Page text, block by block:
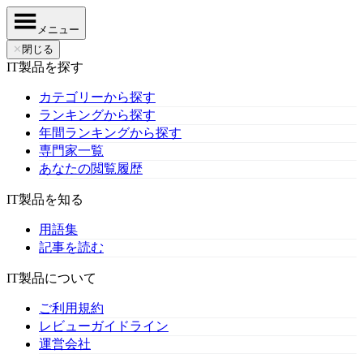
メニュー
✕ 閉じる
IT製品を探す
カテゴリーから探す
ランキングから探す
年間ランキングから探す
専門家一覧
あなたの閲覧履歴
IT製品を知る
用語集
記事を読む
IT製品について
ご利用規約
レビューガイドライン
運営会社